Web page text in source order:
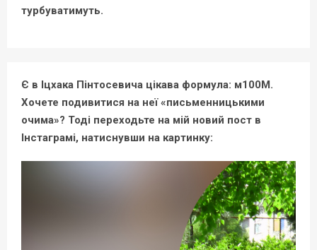
турбуватимуть.
Є в Іцхака Пінтосевича цікава формула: м100М.
Хочете подивитися на неї «письменницькими
очима»? Тоді переходьте на мій новий пост в
Інстаграмі, натиснувши на картинку: